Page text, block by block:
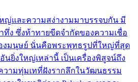
ญ่และความสง่างามมาบรรจบกัน มี
ทึ่ง ซึ่งท้าทายขีดจำกัดของความเชื่อ
งมนุษย์ นั่นคือพระพุทธรูปที่ใหญ่ที่สุด
นยิ่งใหญ่เหล่านี้ เป็นเครื่องพิสูจน์ถึง
วามทุ่มเทที่ฝังรากลึกในวัฒนธรรม